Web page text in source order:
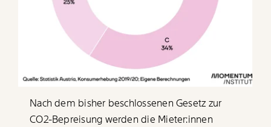
Nach dem bisher beschlossenen Gesetz zur
CO2-Bepreisung werden die Mieter:innen